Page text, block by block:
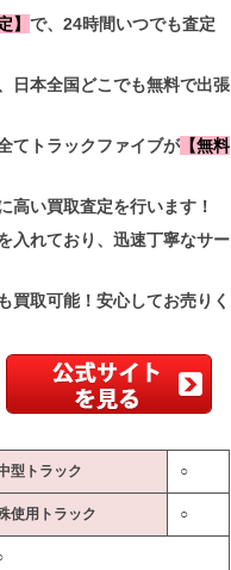
】 で、24時間いつでも査定
日本全国どこでも無料で出張
てトラックファイブが 【無料
高い買取査定を行います！
入れており、迅速丁寧なサー
買取可能！安心してお売りく
型トラック ○
使用トラック ○